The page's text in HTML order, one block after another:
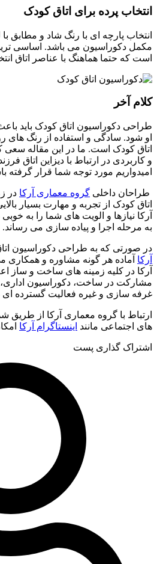
انتخاب پرده برای اتاق کودک
انتخاب پارچه ای با رنگ شاد و مطابق
مکمل دکوراسیون می باشد. اساسی ترین
است که حتما هماهنگ با عناصر اتاق
کلام آخر
طراحی دکوراسیون اتاق کودک باید
او شود. سادگی و استفاده از رنگ های
اتاق کودک است. ما در این مقاله سعی
و کاربردی در ارتباط با دیزاین اتاق
امیدواریم مورد توجه شما قرار گرفته
طراحان داخلی گروه معماری آرکا در
اتاق کودک از تجربه و مهارت بسیار
آرکا نیازها و الویت های شما را به
به مرحله اجرا و پیاده سازی می رساند.
در صورتی که به طراحی دکوراسیون
آرکا آماده هر گونه مشاوره و
آرکا در کلیه زمینه های ساخت و ساز
مشارکت در ساخت، دکوراسیون اداری،
غرفه سازی و غیره فعالیت گسترده ای
ارتباط با گروه معماری آرکا از
های اجتماعی مانند اینستاگرام آرکا
اشتراک گذاری پست